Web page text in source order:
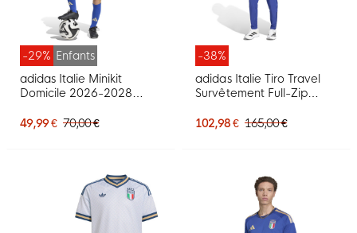
-29% Enfants
adidas Italie Minikit
Domicile 2026-2028
49,99 € 70,00 €
-38%
adidas Italie Tiro Travel
Survêtement Full-Zip
102,98 € 165,00 €